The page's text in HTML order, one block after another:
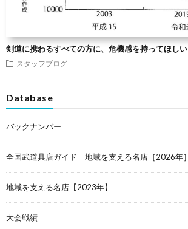
剣道に携わるすべての方に、危機感を持ってほしい
スタッフブログ
Database
バックナンバー
全国武道具店ガイド 地域を支える名店［2026年］
地域を支える名店【2023年】
大会戦績